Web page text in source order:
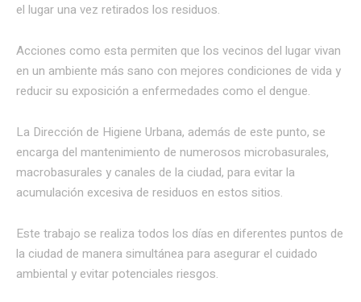
el lugar una vez retirados los residuos.
Acciones como esta permiten que los vecinos del lugar vivan
en un ambiente más sano con mejores condiciones de vida y
reducir su exposición a enfermedades como el dengue.
La Dirección de Higiene Urbana, además de este punto, se
encarga del mantenimiento de numerosos microbasurales,
macrobasurales y canales de la ciudad, para evitar la
acumulación excesiva de residuos en estos sitios.
Este trabajo se realiza todos los días en diferentes puntos de
la ciudad de manera simultánea para asegurar el cuidado
ambiental y evitar potenciales riesgos.